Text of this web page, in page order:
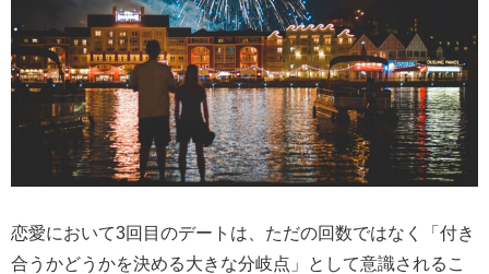
恋愛において3回目のデートは、ただの回数ではなく「付き
合うかどうかを決める大きな分岐点」として意識されるこ